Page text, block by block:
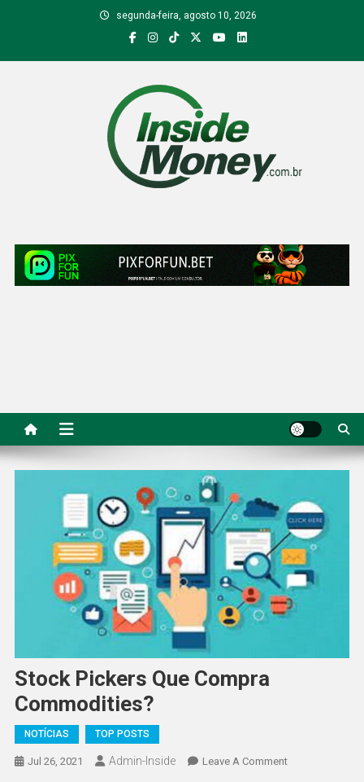
segunda-feira, agosto 10, 2026
Inside Money
Stock Pickers Que Compra
Commodities?
NOTÍCIAS TOP POSTS
Jul 26, 2021 Admin-Inside Leave A CommentOn